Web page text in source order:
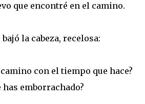
que encontré en el camino.
la cabeza, recelosa:
camino con el tiempo que hace?
has emborrachado?